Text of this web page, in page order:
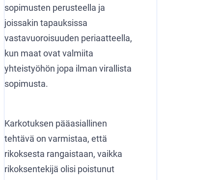
sopimusten perusteella ja
joissakin tapauksissa
vastavuoroisuuden periaatteella,
kun maat ovat valmiita
yhteistyöhön jopa ilman virallista
sopimusta.
Karkotuksen pääasiallinen
tehtävä on varmistaa, että
rikoksesta rangaistaan, vaikka
rikoksentekijä olisi poistunut